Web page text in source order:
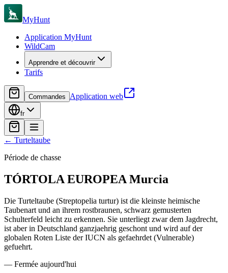
MyHunt
Application MyHunt
WildCam
Apprendre et découvrir
Tarifs
Commandes Application web
fr
← Turteltaube
Période de chasse
TÓRTOLA EUROPEA Murcia
Die Turteltaube (Streptopelia turtur) ist die kleinste heimische
Taubenart und an ihrem rostbraunen, schwarz gemusterten
Schulterfeld leicht zu erkennen. Sie unterliegt zwar dem Jagdrecht,
ist aber in Deutschland ganzjaehrig geschont und wird auf der
globalen Roten Liste der IUCN als gefaehrdet (Vulnerable)
gefuehrt.
— Fermée aujourd'hui